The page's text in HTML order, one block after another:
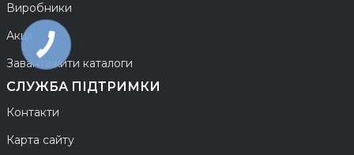
Виробники
Акції
Завантажити каталоги
СЛУЖБА ПІДТРИМКИ
Контакти
Карта сайту